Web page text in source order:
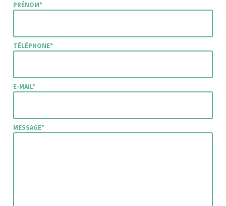
PRÉNOM*
TÉLÉPHONE*
E-MAIL*
MESSAGE*